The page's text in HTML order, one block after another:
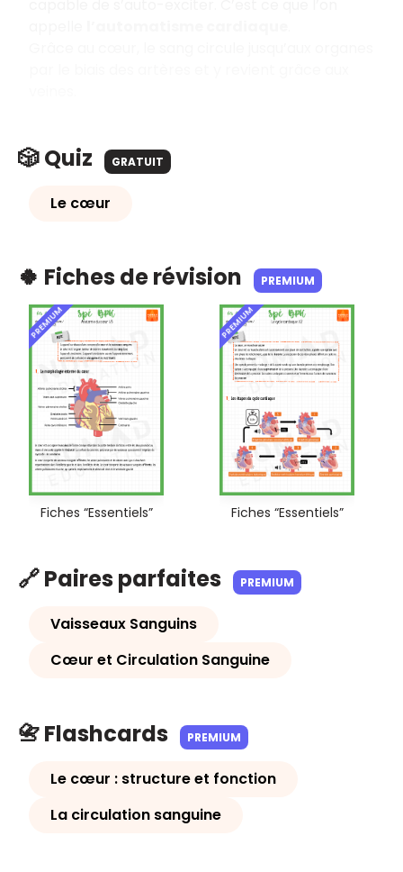
🎲 Quiz GRATUIT
Le cœur
🍀 Fiches de révision PREMIUM
PREMIUM
Fiches “Essentiels”
PREMIUM
Fiches “Essentiels”
🔗 Paires parfaites PREMIUM
Vaisseaux Sanguins
Cœur et Circulation Sanguine
📇 Flashcards PREMIUM
Le cœur : structure et fonction
La circulation sanguine